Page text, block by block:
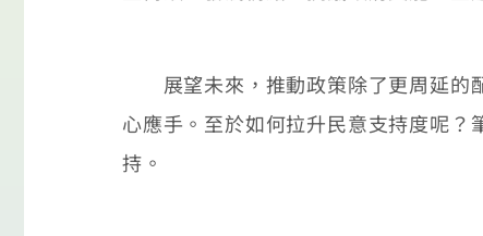
展望未來，推動政策除了更周延的
心應手。至於如何拉升民意支持度呢
持。